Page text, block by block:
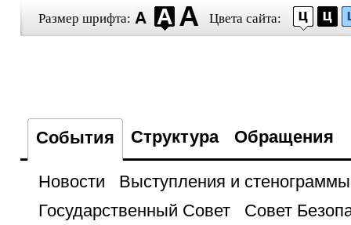
Размер шрифта: Цвета сайта:
События Структура Обращения
Новости
Выступления и стенограммы
Государственный Совет
Совет